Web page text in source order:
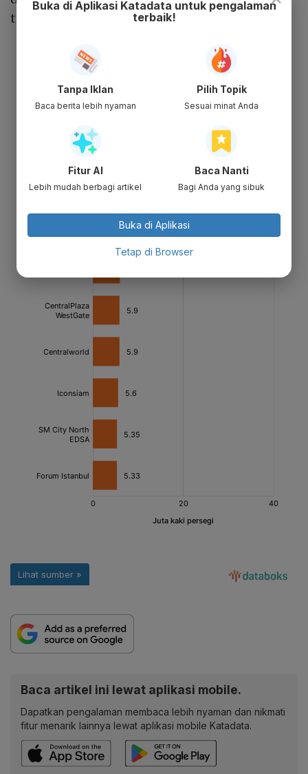
ternama di setiap lantai.
Baca artikel ini lewat aplikasi mobile.
Dapatkan pengalaman membaca lebih nyaman dan nikmati
fitur menarik lainnya lewat aplikasi mobile Katadata.
Buka di Aplikasi Katadata untuk pengalaman
terbaik!
Tanpa Iklan
Baca berita lebih nyaman
Pilih Topik
Sesuai minat Anda
Fitur AI
Lebih mudah berbagi artikel
Baca Nanti
Bagi Anda yang sibuk
Buka di Aplikasi
Tetap di Browser